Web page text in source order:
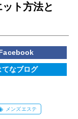
ト方法と
てなブログ
メンズエステ